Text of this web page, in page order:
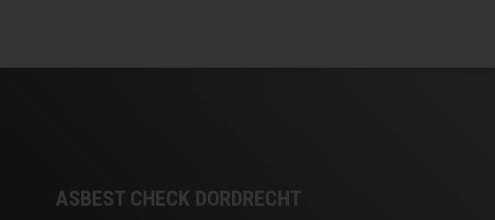
ASBEST CHECK DORDRECHT